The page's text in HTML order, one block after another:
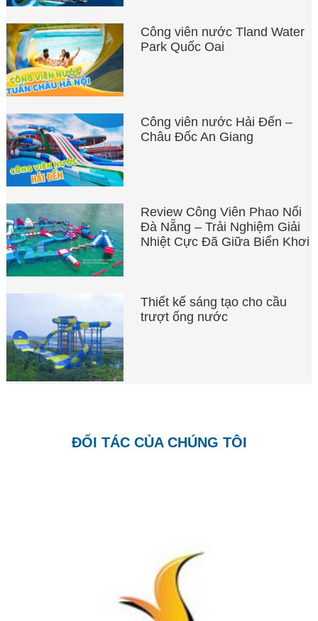
Công viên nước Tland Water
Park Quốc Oai
Công viên nước Hải Đến –
Châu Đốc An Giang
Review Công Viên Phao Nổi
Đà Nẵng – Trải Nghiệm Giải
Nhiệt Cực Đã Giữa Biển Khơi
Thiết kế sáng tạo cho cầu
trượt ống nước
ĐỐI TÁC CỦA CHÚNG TÔI